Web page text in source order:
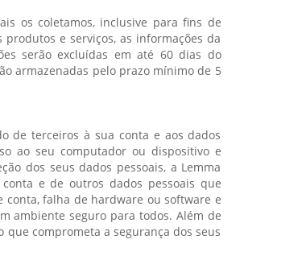
os coletamos, inclusive para fins de
e serviços, as informações da
serão excluídas em até 60 dias do
armazenadas pelo prazo mínimo de 5
de terceiros à sua conta e aos dados
ao seu computador ou dispositivo e
dos seus dados pessoais, a Lemma
e de outros dados pessoais que
conta, falha de hardware ou software e
ambiente seguro para todos. Além de
comprometa a segurança dos seus